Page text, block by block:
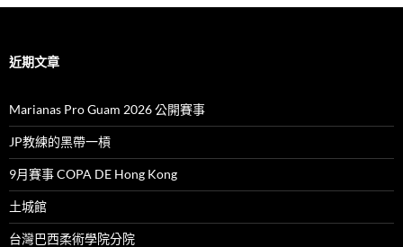
近期文章
Marianas Pro Guam 2026 公開賽事
JP教練的黑帶一槓
9月賽事 COPA DE Hong Kong
土城館
台灣巴西柔術學院分院